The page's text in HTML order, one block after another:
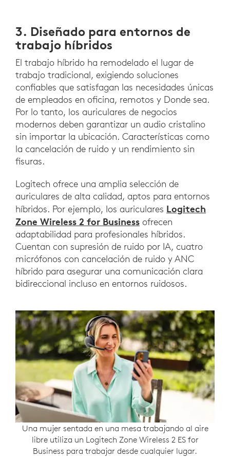
3. Diseñado para entornos de
trabajo híbridos
El trabajo híbrido ha remodelado el lugar de
trabajo tradicional, exigiendo soluciones
confiables que satisfagan las necesidades únicas
de empleados en oficina, remotos y Donde sea.
Por lo tanto, los auriculares de negocios
modernos deben garantizar un audio cristalino
sin importar la ubicación. Características como
la cancelación de ruido y un rendimiento sin
fisuras.
Logitech ofrece una amplia selección de
auriculares de alta calidad, aptos para entornos
híbridos. Por ejemplo, los auriculares Logitech
Zone Wireless 2 for Business ofrecen
adaptabilidad para profesionales híbridos.
Cuentan con supresión de ruido por IA, cuatro
micrófonos con cancelación de ruido y ANC
híbrido para asegurar una comunicación clara
bidireccional incluso en entornos ruidosos.
Una mujer sentada en una mesa trabajando al aire
libre utiliza un Logitech Zone Wireless 2 ES for
Business para trabajar desde cualquier lugar.